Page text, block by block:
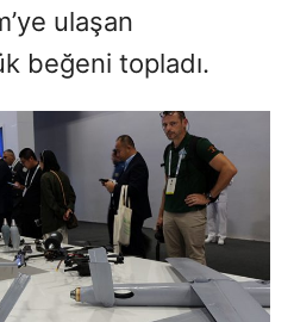
ulaşan
beğeni topladı.